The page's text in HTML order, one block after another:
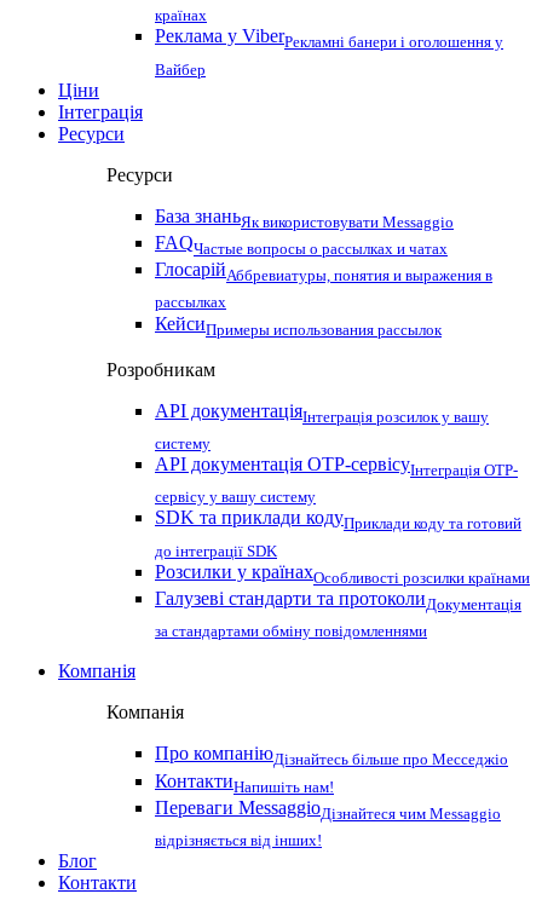
країнах
Реклама у ViberРекламні банери і оголошення у
Вайбер
Ціни
Інтеграція
Ресурси
Ресурси
База знаньЯк використовувати Messaggio
FAQЧастые вопросы о рассылках и чатах
ГлосарійАббревиатуры, понятия и выражения в
рассылках
КейсиПримеры использования рассылок
Розробникам
API документаціяІнтеграція розсилок у вашу
систему
API документація OTP-сервісуІнтеграція OTP-
сервісу у вашу систему
SDK та приклади кодуПриклади коду та готовий
до інтеграції SDK
Розсилки у країнахОсобливості розсилки країнами
Галузеві стандарти та протоколиДокументація
за стандартами обміну повідомленнями
Компанія
Компанія
Про компаніюДізнайтесь більше про Месседжіо
КонтактиНапишіть нам!
Переваги MessaggioДізнайтеся чим Messaggio
відрізняється від інших!
Блог
Контакти